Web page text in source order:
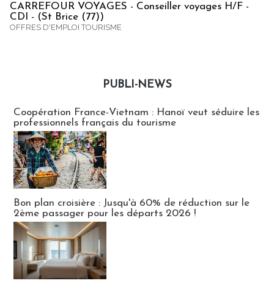
CARREFOUR VOYAGES - Conseiller voyages H/F -
CDI - (St Brice (77))
OFFRES D'EMPLOI TOURISME
PUBLI-NEWS
Coopération France-Vietnam : Hanoï veut séduire les
professionnels français du tourisme
Bon plan croisière : Jusqu'à 60% de réduction sur le
2ème passager pour les départs 2026 !